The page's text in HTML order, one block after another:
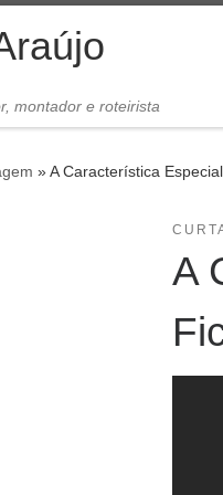
montador e roteirista
»A Característica
A